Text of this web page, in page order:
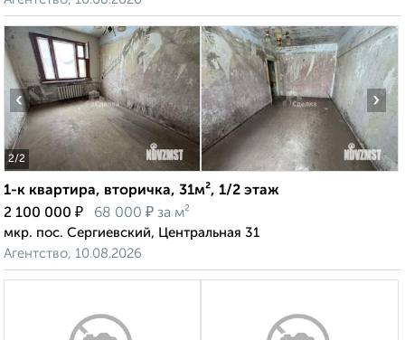
2/2
‹ ›
1-к квартира, вторичка, 31м², 1/2 этаж
2 100 000 ₽ 68 000 ₽ за м²
мкр. пос. Сергиевский, Центральная 31
Агентство, 10.08.2026